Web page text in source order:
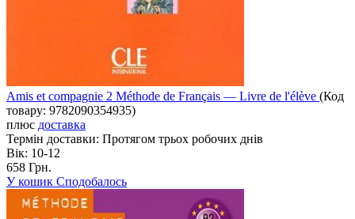
Amis et compagnie 2 Méthode de Français — Livre de l'élève (Код
товару: 9782090354935)
плюс доставка
Термін доставки: Протягом трьох робочих днів
Вік: 10-12
658 Грн.
У кошик Сподобалось